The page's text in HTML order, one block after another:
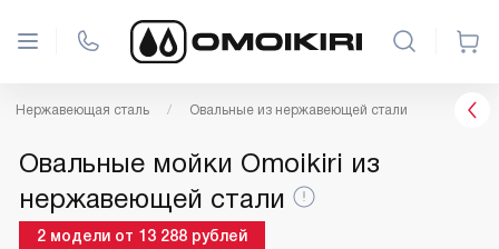
Нержавеющая сталь Овальные из нержавеющей стали
Овальные мойки Omoikiri из
нержавеющей стали
2 модели от 13 288 рублей